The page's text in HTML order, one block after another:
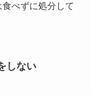
べずに処分して
しない